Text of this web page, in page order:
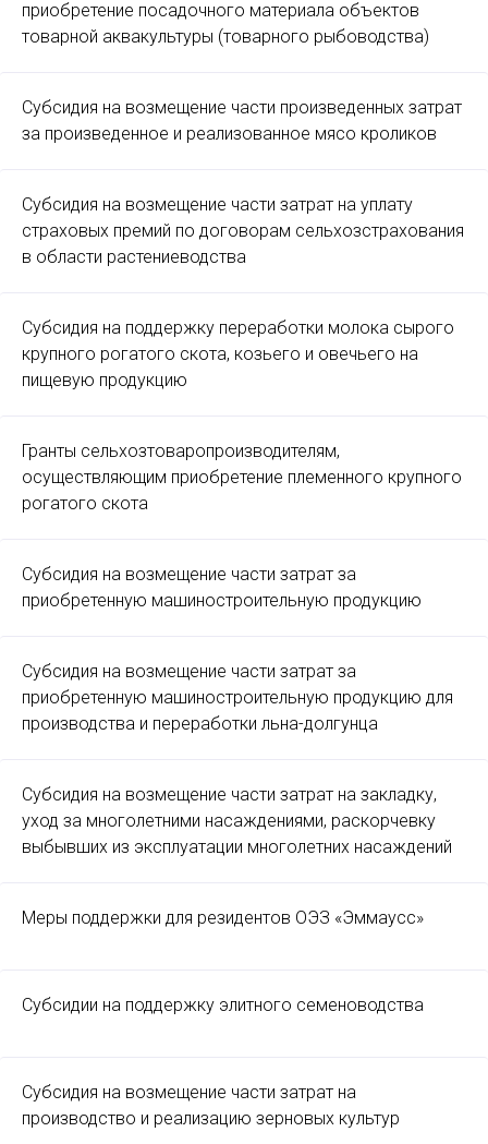
приобретение посадочного материала объектов
товарной аквакультуры (товарного рыбоводства)
Субсидия на возмещение части произведенных затрат
за произведенное и реализованное мясо кроликов
Субсидия на возмещение части затрат на уплату
страховых премий по договорам сельхозстрахования
в области растениеводства
Субсидия на поддержку переработки молока сырого
крупного рогатого скота, козьего и овечьего на
пищевую продукцию
Гранты сельхозтоваропроизводителям,
осуществляющим приобретение племенного крупного
рогатого скота
Субсидия на возмещение части затрат за
приобретенную машиностроительную продукцию
Субсидия на возмещение части затрат за
приобретенную машиностроительную продукцию для
производства и переработки льна-долгунца
Субсидия на возмещение части затрат на закладку,
уход за многолетними насаждениями, раскорчевку
выбывших из эксплуатации многолетних насаждений
Меры поддержки для резидентов ОЭЗ «Эммаусс»
Субсидии на поддержку элитного семеноводства
Субсидия на возмещение части затрат на
производство и реализацию зерновых культур